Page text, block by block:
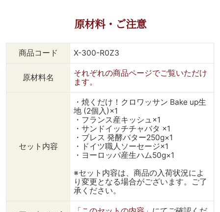
原材料・ご注意
商品コード X-300-R0Z3
原材料名
それぞれの商品ページでご覧いただけ
ます。
セット内容
・焼くだけ！クロワッサン Bake up生
地 (2個入)×1
・フランス産キッシュ×1
・サンドイッチチャバタ ×1
・ブレス 発酵バター250g×1
・ドイツ職人ソーセージ×1
・ヨーロッパ産生ハム50g×1
※セット内容は、商品の入荷状況によ
り変更となる場合がございます。ご了
承ください。